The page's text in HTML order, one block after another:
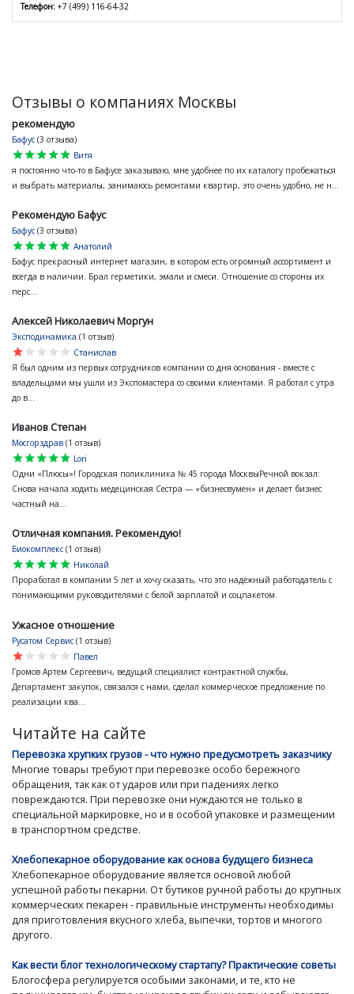
Телефон: +7 (499) 116-64-32
Отзывы о компаниях Москвы
рекомендую
Бафус (3 отзыва)
star
star
star
star
star
Витя
я постоянно что-то в Бафусе заказываю, мне удобнее по их каталогу пробежаться
и выбрать материалы, занимаюсь ремонтами квартир, это очень удобно, не н...
Рекомендую Бафус
Бафус (3 отзыва)
star
star
star
star
star
Анатолий
Бафус прекрасный интернет магазин, в котором есть огромный ассортимент и
всегда в наличии. Брал герметики, эмали и смеси. Отношение со стороны их
перс...
Алексей Николаевич Моргун
Эксподинамика (1 отзыв)
star
star
star
star
star
Станислав
Я был одним из первых сотрудников компании со дня основания - вместе с
владельцами мы ушли из Экспомастера со своими клиентами. Я работал с утра
до в...
Иванов Степан
Мосгорздрав (1 отзыв)
star
star
star
star
star
Lori
Одни «Плюсы»! Городская поликлиника № 45 города МосквыРечной вокзал:
Снова начала ходить медецинская Сестра — «бизнесвумен» и делает бизнес
частный на...
Отличная компания. Рекомендую!
Биокомплекс (1 отзыв)
star
star
star
star
star
Николай
Проработал в компании 5 лет и хочу сказать, что это надёжный работодатель с
понимающими руководителями с белой зарплатой и соцпакетом.
Ужасное отношение
Русатом Сервис (1 отзыв)
star
star
star
star
star
Павел
Громов Артем Сергеевич, ведущий специалист контрактной службы,
Департамент закупок, связался с нами, сделал коммерческое предложение по
реализации ква...
Читайте на сайте
Перевозка хрупких грузов - что нужно предусмотреть заказчику
Многие товары требуют при перевозке особо бережного
обращения, так как от ударов или при падениях легко
повреждаются. При перевозке они нуждаются не только в
специальной маркировке, но и в особой упаковке и размещении
в транспортном средстве.
Хлебопекарное оборудование как основа будущего бизнеса
Хлебопекарное оборудование является основой любой
успешной работы пекарни. От бутиков ручной работы до крупных
коммерческих пекарен - правильные инструменты необходимы
для приготовления вкусного хлеба, выпечки, тортов и многого
другого.
Как вести блог технологическому стартапу? Практические советы
Блогосфера регулируется особыми законами, и те, кто не